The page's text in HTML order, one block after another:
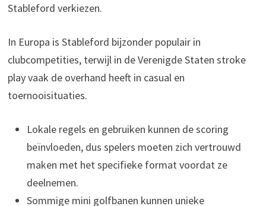
Stableford verkiezen.
In Europa is Stableford bijzonder populair in
clubcompetities, terwijl in de Verenigde Staten stroke
play vaak de overhand heeft in casual en
toernooisituaties.
Lokale regels en gebruiken kunnen de scoring
beïnvloeden, dus spelers moeten zich vertrouwd
maken met het specifieke format voordat ze
deelnemen.
Sommige mini golfbanen kunnen unieke